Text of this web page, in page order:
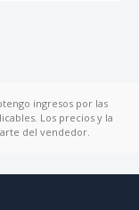
ingresos por las
Los precios y la
del vendedor.